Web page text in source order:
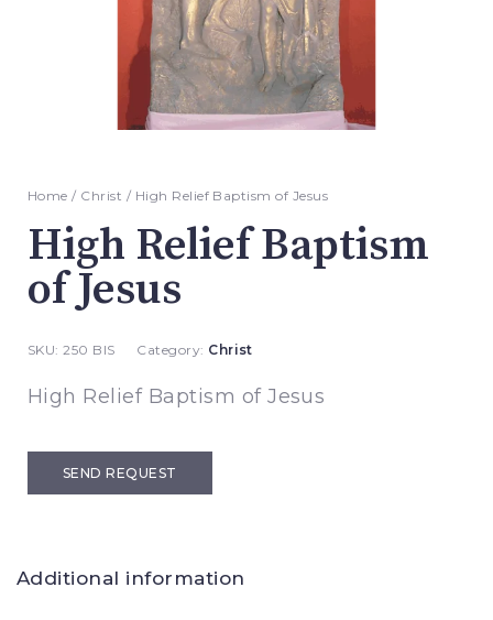
Home / Christ / High Relief Baptism of Jesus
High Relief Baptism
of Jesus
SKU:250 BIS Category: Christ
High Relief Baptism of Jesus
SEND REQUEST
Additional information